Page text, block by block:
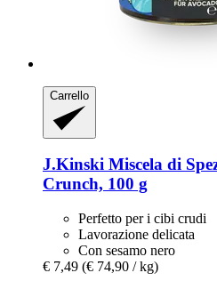
Carrello
J.Kinski Miscela di
Crunch, 100 g
Perfetto per i cibi crudi
Lavorazione delicata
Con sesamo nero
€ 7,49 (€ 74,90 / kg)